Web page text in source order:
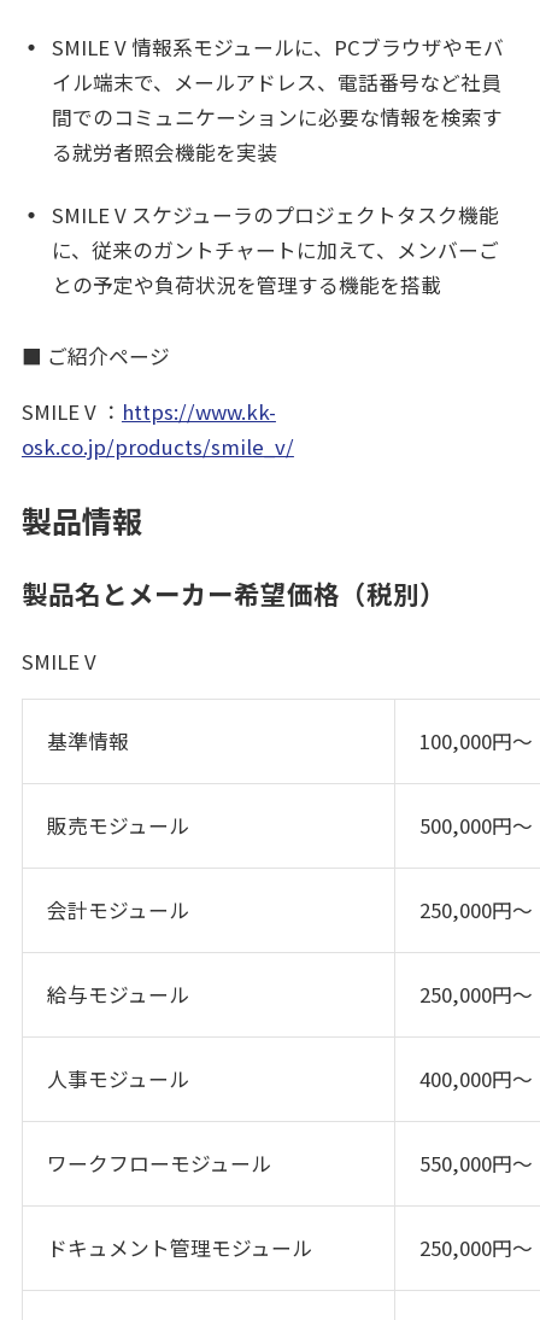
SMILE V 情報系モジュールに、PCブラウザやモバ
イル端末で、メールアドレス、電話番号など社員
間でのコミュニケーションに必要な情報を検索す
る就労者照会機能を実装
SMILE V スケジューラのプロジェクトタスク機能
に、従来のガントチャートに加えて、メンバーご
との予定や負荷状況を管理する機能を搭載
■ ご紹介ページ
SMILE V ： https://www.kk-
osk.co.jp/products/smile_v/
製品情報
製品名とメーカー希望価格（税別）
SMILE V
基準情報 100,000円～
販売モジュール 500,000円～
会計モジュール 250,000円～
給与モジュール 250,000円～
人事モジュール 400,000円～
ワークフローモジュール 550,000円～
ドキュメント管理モジュール 250,000円～